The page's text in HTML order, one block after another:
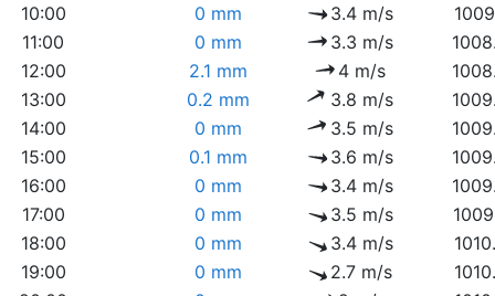
10:00
0 mm 3.4 m/s
11:00
0 mm 3.3 m/s
12:00
2.1 mm 4 m/s
13:00
0.2 mm 3.8 m/s
14:00
0 mm 3.5 m/s
15:00
0.1 mm 3.6 m/s
16:00
0 mm 3.4 m/s
17:00
0 mm 3.5 m/s
18:00
0 mm 3.4 m/s
19:00
0 mm 2.7 m/s